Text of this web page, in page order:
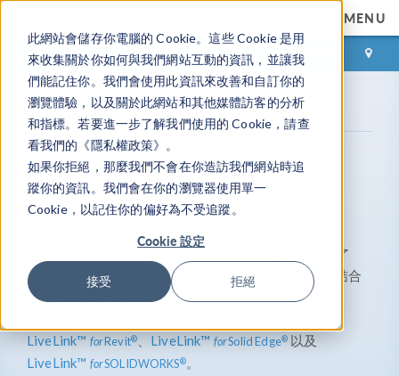
此網站會儲存你電腦的 Cookie。這些 Cookie 是用
來收集關於你如何與我們網站互動的資訊，並讓我
們能記住你。我們會使用此資訊來改善和自訂你的
瀏覽體驗，以及關於此網站和其他媒體訪客的分析
和指標。若要進一步了解我們使用的 Cookie，請查
看我們的《隱私權政策》。
如果你拒絕，那麼我們不會在你造訪我們網站時追
蹤你的資訊。我們會在你的瀏覽器使用單一
Cookie，以記住你的偏好為不受追蹤。
Cookie 設定
接受 拒絕
MENU
登录 咨询与购买
产品库 File ImportforCATIA®V5
File ImportforCATIA®V5
实现 CAD 设计与仿真的无缝衔接
®
V5 文件数据，COMSOL 推出了
File Importfor
V5 附加模块，可与以下产品结合
使用：
、设计模块
LiveLink™ forRevit® LiveLink™ forSolid Edge®以及
LiveLink™ forSOLIDWORKS®。